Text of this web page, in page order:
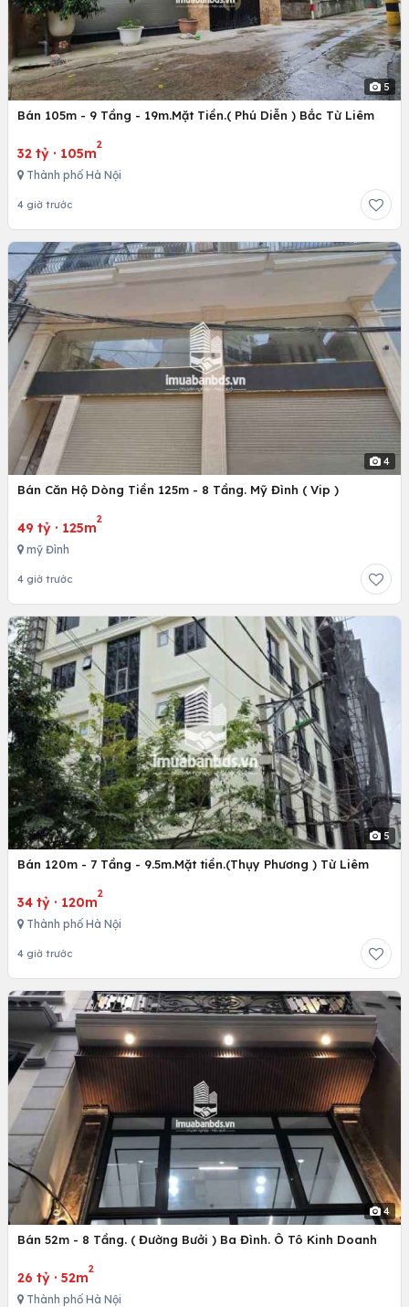
5
Bán 105m - 9 Tầng - 19m.Mặt Tiền.( Phú Diễn ) Bắc Từ Liêm
32 tỷ · 105m
2
Thành phố Hà Nội
4 giờ trước
4
Bán Căn Hộ Dòng Tiền 125m - 8 Tầng. Mỹ Đình ( Vip )
49 tỷ · 125m
2
mỹ Đình
4 giờ trước
5
Bán 120m - 7 Tầng - 9.5m.Mặt tiền.(Thụy Phương ) Từ Liêm
34 tỷ · 120m
2
Thành phố Hà Nội
4 giờ trước
4
Bán 52m - 8 Tầng. ( Đường Bưởi ) Ba Đình. Ô Tô Kinh Doanh
26 tỷ · 52m
2
Thành phố Hà Nội